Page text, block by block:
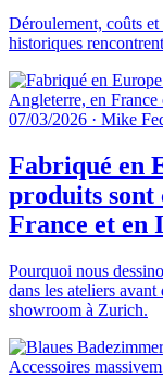
Déroulement, coûts
historiques
07/03/2026 · Mike
Fabriqué en
produits sont
France et en
Pourquoi nous
dans les ateliers
showroom à Zurich.